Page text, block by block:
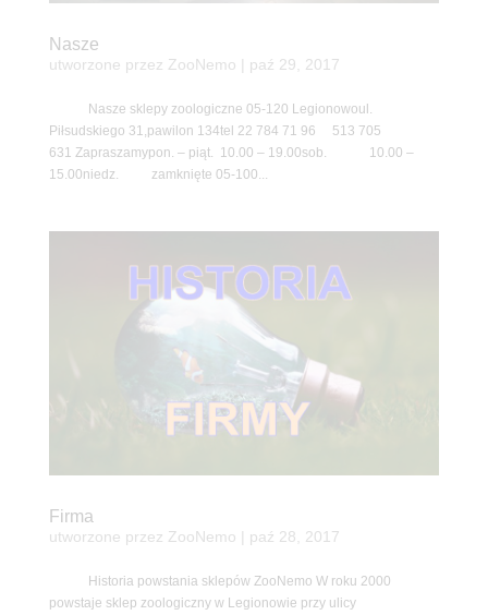
Nasze
utworzone przez ZooNemo paź 29, 2017
Nasze sklepy zoologiczne 05-120 Legionowoul.
Piłsudskiego 31,pawilon 134tel 22 784 71 96 513 705
631 Zapraszamypon. – piąt. 10.00 – 19.00sob. 10.00 –
15.00niedz. zamknięte 05-100...
Firma
utworzone przez ZooNemo paź 28, 2017
Historia powstania sklepów ZooNemo W roku 2000
powstaje sklep zoologiczny w Legionowie przy ulicy